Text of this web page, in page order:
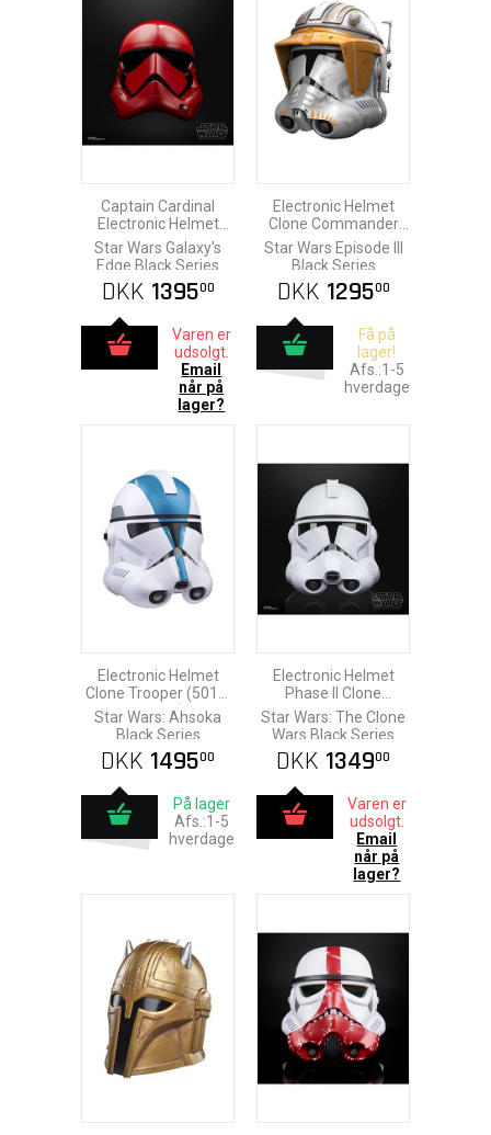
Captain Cardinal
Electronic Helmet
Replica
Star Wars Galaxy's
Edge Black Series
DKK 139500
Varen er
udsolgt.
Email
når på
lager?
Electronic Helmet
Clone Commander
Cody
Star Wars Episode III
Black Series
DKK 129500
Få på
lager!
Afs.:1-5
hverdage
Electronic Helmet
Clone Trooper (501st
Legion)
Star Wars: Ahsoka
Black Series
DKK 149500
På lager
Afs.:1-5
hverdage
Electronic Helmet
Phase II Clone
Trooper
Star Wars: The Clone
Wars Black Series
DKK 134900
Varen er
udsolgt.
Email
når på
lager?